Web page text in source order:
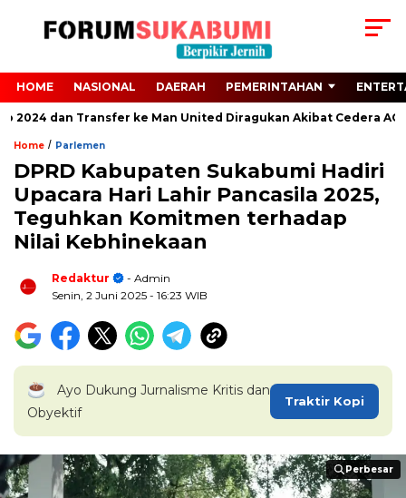
HOME NASIONAL DAERAH PEMERINTAHAN
dan Transfer ke Man United Diragukan Akibat Cedera ACL
Home / Parlemen
DPRD Kabupaten Sukabumi Hadiri
Upacara Hari Lahir Pancasila 2025,
Teguhkan Komitmen terhadap
Nilai Kebhinekaan
Redaktur
- Admin
Senin, 2 Juni 2025 - 16:23 WIB
Ayo Dukung Jurnalisme Kritis dan
Obyektif
Traktir Kopi
Perbesar
Perbesar